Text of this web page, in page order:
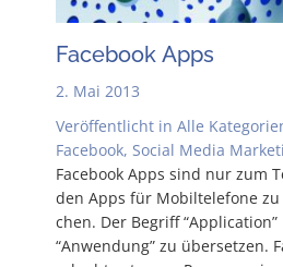
Face­book Apps
2. Mai 2013
Veröffentlicht in Alle
Facebook, Social Media
Face­book Apps sind nur zum
den Apps für Mobil­te­le­fo­ne
chen. Der Begriff
“Anwen­dung” zu über­set­zen.